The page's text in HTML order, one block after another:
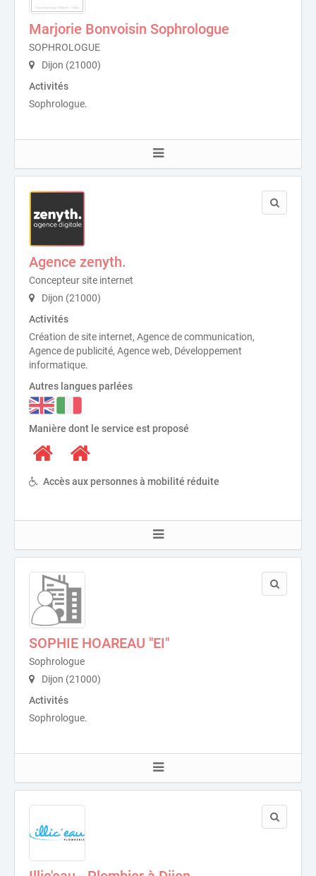
Marjorie Bonvoisin Sophrologue
SOPHROLOGUE
Dijon (21000)
Activités
Sophrologue.
Agence zenyth.
Concepteur site internet
Dijon (21000)
Activités
Création de site internet, Agence de communication,
Agence de publicité, Agence web, Développement
informatique.
Autres langues parlées
Manière dont le service est proposé
Accès aux personnes à mobilité réduite
SOPHIE HOAREAU "EI"
Sophrologue
Dijon (21000)
Activités
Sophrologue.